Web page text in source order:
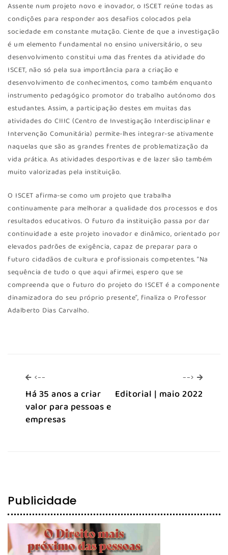
Assente num projeto novo e inovador, o ISCET reúne todas as
condições para responder aos desafios colocados pela
sociedade em constante mutação. Ciente de que a investigação
é um elemento fundamental no ensino universitário, o seu
desenvolvimento constitui uma das frentes da atividade do
ISCET, não só pela sua importância para a criação e
desenvolvimento de conhecimentos, como também enquanto
instrumento pedagógico promotor do trabalho autónomo dos
estudantes. Assim, a participação destes em muitas das
atividades do CIIIC (Centro de Investigação Interdisciplinar e
Intervenção Comunitária) permite-lhes integrar-se ativamente
naquelas que são as grandes frentes de problematização da
vida prática. As atividades desportivas e de lazer são também
muito valorizadas pela instituição.
O ISCET afirma-se como um projeto que trabalha
continuamente para melhorar a qualidade dos processos e dos
resultados educativos. O futuro da instituição passa por dar
continuidade a este projeto inovador e dinâmico, orientado por
elevados padrões de exigência, capaz de preparar para o
futuro cidadãos de cultura e profissionais competentes. “Na
sequência de tudo o que aqui afirmei, espero que se
compreenda que o futuro do projeto do ISCET é a componente
dinamizadora do seu próprio presente”, finaliza o Professor
Adalberto Dias Carvalho.
<--
Há 35 anos a criar
valor para pessoas e
empresas
--> -->
Editorial | maio 2022
Publicidade